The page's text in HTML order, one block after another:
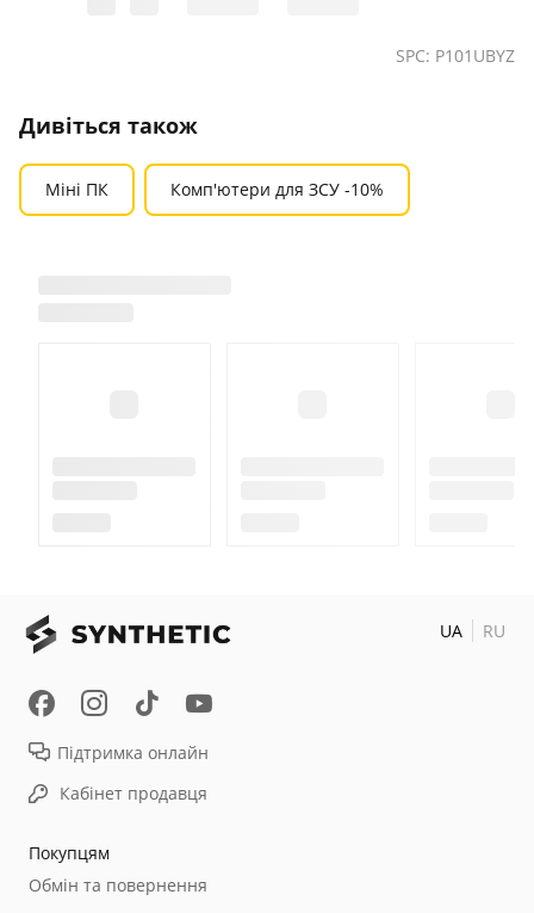
SPC: P101UBYZ
Дивіться також
Міні ПК Комп'ютери для ЗСУ -10%
Покупцям
Обмін та повернення
Підтримка онлайн
Кабінет продавця
UA RU